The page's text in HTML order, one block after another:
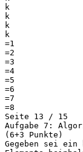
k
k
k
k
=1
=2
=3
=4
=5
=6
=7
=8
Seite 13 / 15
Aufgabe 7:
(6+3 Punkte)
Gegeben sei